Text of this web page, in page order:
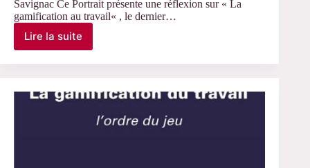
Savignac Ce Portrait présente une réflexion sur « La
gamification au travail« , le dernier…
Lire la suite
Portrait
–
Savignac